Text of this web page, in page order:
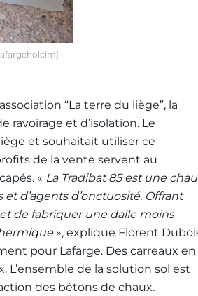
“La terre du liège”, la
ravoirage et d’isolation. Le
et souhaitait utiliser ce
de la vente servent au
« La Tradibat 85 est une
d’agents d’onctuosité. Offrant
de fabriquer une dalle moins
», explique Florent
pour Lafarge. Des carreaux en
de la solution sol est
des bétons de chaux.